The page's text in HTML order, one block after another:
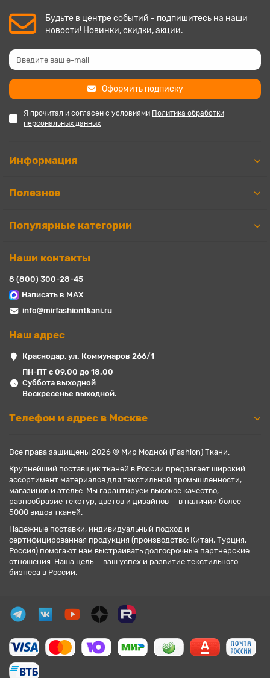
Будьте в центре событий - подпишитесь на наши
новости! Новинки, скидки, акции.
Оформить подписку
Я прочитал и согласен с условиями Политика обработки
персональных данных
Информация
Полезное
Популярные категории
Наши контакты
8 (800) 300-28-45
Написать в MAX
info@mirfashiontkani.ru
Наш адрес
Краснодар, ул. Коммунаров 266/1
ПН-ПТ с 09.00 до 18.00
Суббота выходной
Воскресенье выходной.
Телефон и адрес в Москве
Все права защищены 2026 © Мир Модной (Fashion) Ткани.
Крупнейший поставщик тканей в России предлагает широкий
ассортимент материалов для текстильной промышленности,
магазинов и ателье. Мы гарантируем высокое качество,
разнообразие текстур, цветов и дизайнов — в наличии более
5000 видов тканей.
Надежные поставки, индивидуальный подход и
сертифицированная продукция (производство: Китай, Турция,
Россия) помогают нам выстраивать долгосрочные партнерские
отношения. Наша цель — ваш успех и развитие текстильного
бизнеса в России.